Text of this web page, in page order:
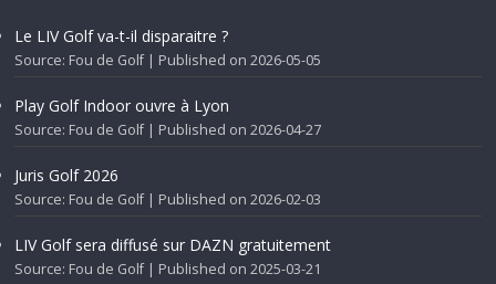
Le LIV Golf va-t-il disparaitre ?
Source: Fou de Golf Published on 2026-05-05
Play Golf Indoor ouvre à Lyon
Source: Fou de Golf Published on 2026-04-27
Juris Golf 2026
Source: Fou de Golf Published on 2026-02-03
LIV Golf sera diffusé sur DAZN gratuitement
Source: Fou de Golf Published on 2025-03-21